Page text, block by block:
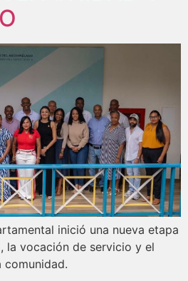
inició una nueva etapa
la vocación de servicio y el